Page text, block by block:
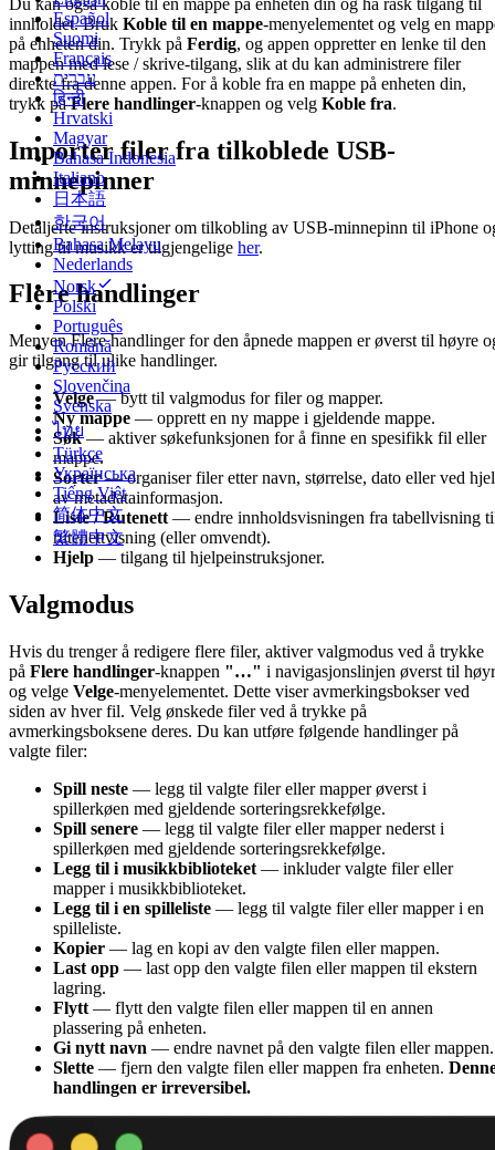
Español
Suomi
Français
עברית
हिन्दी
Hrvatski
Magyar
Bahasa Indonesia
Italiano
日本語
한국어
Bahasa Melayu
Nederlands
Norsk
Polski
Português
Română
Русский
Slovenčina
Svenska
ไทย
Türkçe
Українська
Tiếng Việt
简体中文
繁體中文
innholdet. Bruk Koble til en mappe-menyelementet og velg en
på enheten din. Trykk på Ferdig, og appen oppretter en lenke til den
mappen med lese / skrive-tilgang, slik at du kan administrere filer
direkte fra denne appen. For å koble fra en mappe på enheten din,
trykk påFlere handlinger-knappen og velg Koble fra.
Importer filer fra tilkoblede USB-
minnepinner
Detaljerte instruksjoner om tilkobling av USB-minnepinn til iPhone
lytting til musikk er tilgjengelige her.
Flere handlinger
Menyen Flere handlinger for den åpnede mappen er øverst til høyre
gir tilgang til ulike handlinger.
Velge— bytt til valgmodus for filer og mapper.
Ny mappe — opprett en ny mappe i gjeldende mappe.
Søk— aktiver søkefunksjonen for å finne en spesifikk fil eller
mappe.
Sorter— organiser filer etter navn, størrelse, dato eller ved
av metadatainformasjon.
Liste / Rutenett — endre innholdsvisningen fra tabellvisning
rutenettvisning (eller omvendt).
Hjelp — tilgang til hjelpeinstruksjoner.
Valgmodus
Hvis du trenger å redigere flere filer, aktiver valgmodus ved å trykke
på Flere handlinger-knappen "…" i navigasjonslinjen øverst til
og velge Velge-menyelementet. Dette viser avmerkingsbokser ved
siden av hver fil. Velg ønskede filer ved å trykke på
avmerkingsboksene deres. Du kan utføre følgende handlinger på
valgte filer:
Spill neste — legg til valgte filer eller mapper øverst i
spillerkøen med gjeldende sorteringsrekkefølge.
Spill senere — legg til valgte filer eller mapper nederst i
spillerkøen med gjeldende sorteringsrekkefølge.
Legg til i musikkbiblioteket — inkluder valgte filer eller
mapper i musikkbiblioteket.
Legg til i en spilleliste — legg til valgte filer eller mapper i en
spilleliste.
Kopier — lag en kopi av den valgte filen eller mappen.
Last opp — last opp den valgte filen eller mappen til ekstern
lagring.
Flytt — flytt den valgte filen eller mappen til en annen
plassering på enheten.
Gi nytt navn — endre navnet på den valgte filen eller mappen.
Slette — fjern den valgte filen eller mappen fra enheten.
handlingen er irreversibel.